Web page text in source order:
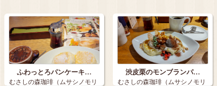
ふわっとろパンケーキ…
むさしの森珈琲（ムサシノモリ
渋皮栗のモンブランパ…
むさしの森珈琲（ムサシノモリ